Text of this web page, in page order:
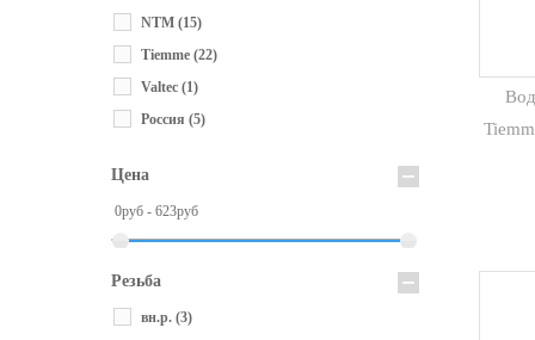
NTM (15)
Tiemme (22)
Valtec (1)
Россия (5)
Цена
0руб - 623руб
Резьба
вн.р. (3)